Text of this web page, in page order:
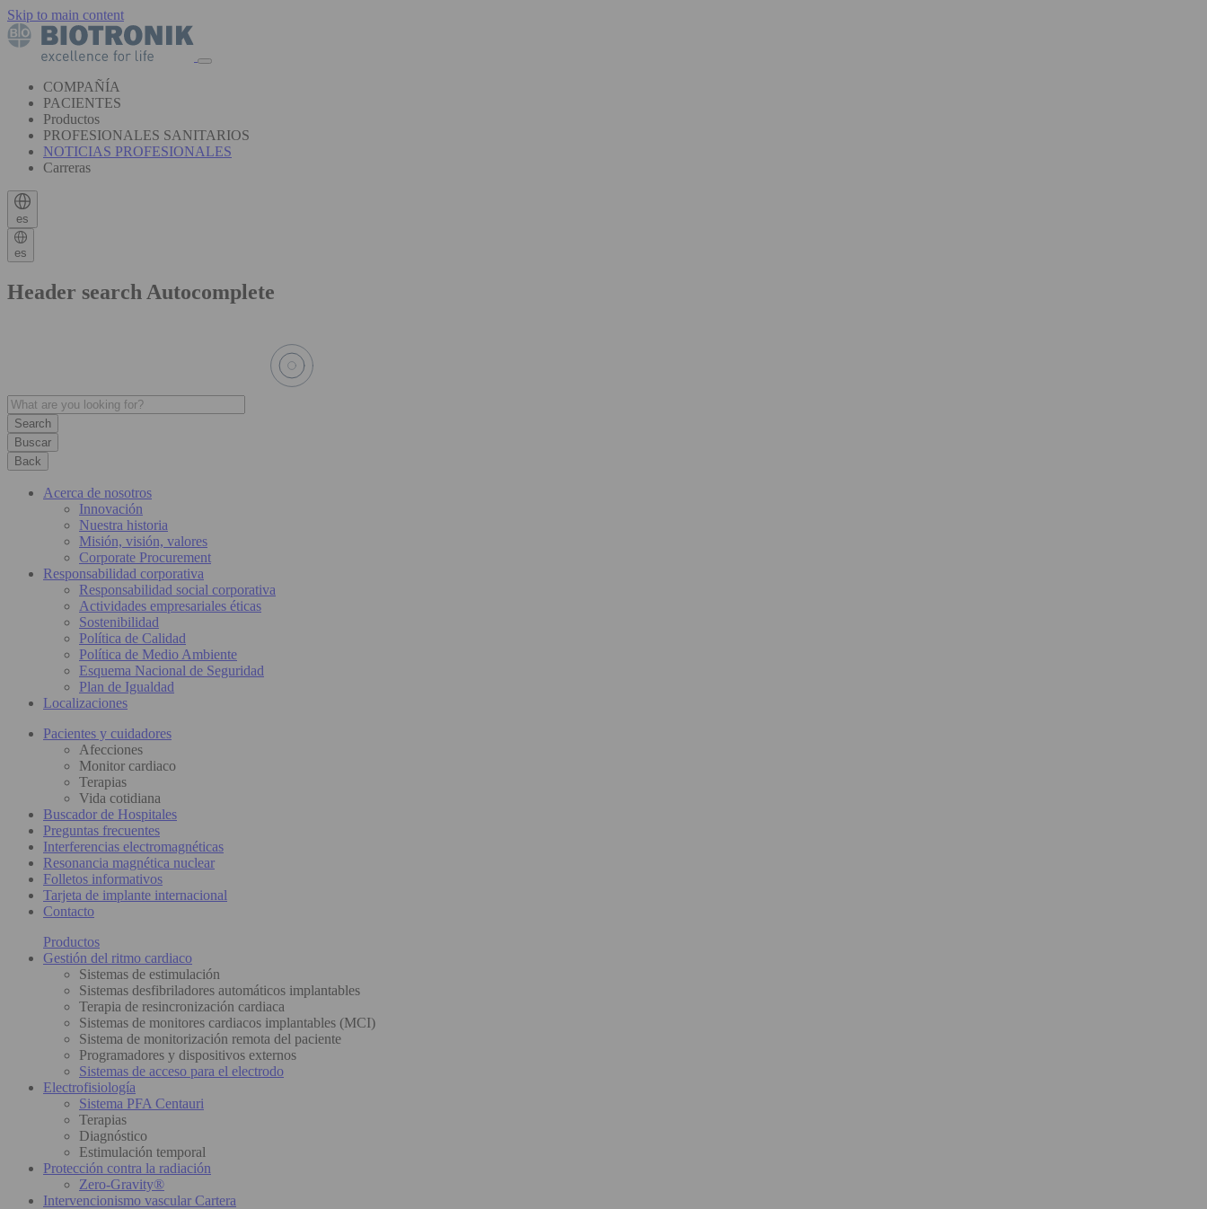
Skip to main content
COMPAÑÍA
PACIENTES
Productos
PROFESIONALES SANITARIOS
NOTICIAS PROFESIONALES
Carreras
es
es
Header search Autocomplete
Buscar
Back
Acerca de nosotros
Innovación
Nuestra historia
Misión, visión, valores
Corporate Procurement
Responsabilidad corporativa
Responsabilidad social corporativa
Actividades empresariales éticas
Sostenibilidad
Política de Calidad
Política de Medio Ambiente
Esquema Nacional de Seguridad
Plan de Igualdad
Localizaciones
Pacientes y cuidadores
Afecciones
Monitor cardiaco
Terapias
Vida cotidiana
Buscador de Hospitales
Preguntas frecuentes
Interferencias electromagnéticas
Resonancia magnética nuclear
Folletos informativos
Tarjeta de implante internacional
Contacto
Productos
Gestión del ritmo cardiaco
Sistemas de estimulación
Sistemas desfibriladores automáticos implantables
Terapia de resincronización cardiaca
Sistemas de monitores cardiacos implantables (MCI)
Sistema de monitorización remota del paciente
Programadores y dispositivos externos
Sistemas de acceso para el electrodo
Electrofisiología
Sistema PFA Centauri
Terapias
Diagnóstico
Estimulación temporal
Protección contra la radiación
Zero-Gravity®
Intervencionismo vascular Cartera